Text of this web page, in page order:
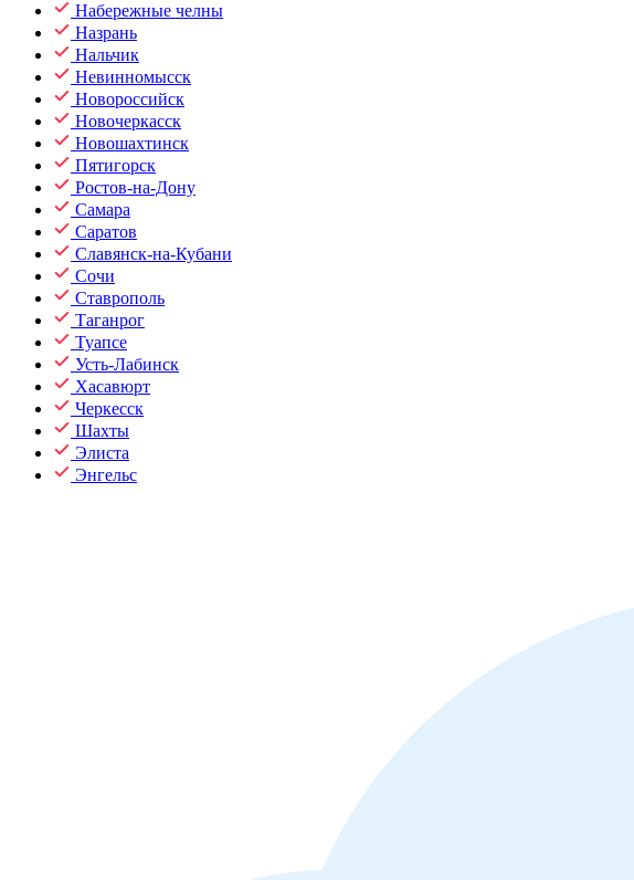
Набережные челны
Назрань
Нальчик
Невинномысск
Новороссийск
Новочеркасск
Новошахтинск
Пятигорск
Ростов-на-Дону
Самара
Саратов
Славянск-на-Кубани
Сочи
Ставрополь
Таганрог
Туапсе
Усть-Лабинск
Хасавюрт
Черкесск
Шахты
Элиста
Энгельс